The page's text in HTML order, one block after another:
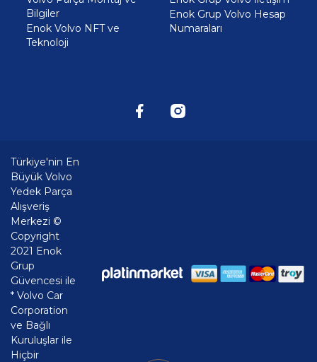
Bilgiler
Enok Volvo NFT ve
Teknoloji
Enok Grup Volvo Hesap
Numaraları
Türkiye'nin En
Büyük Volvo
Yedek Parça
Alışveriş
Merkezi ©
Copyright
2021 Enok
Grup
Güvencesi ile
* Volvo Car
Corporation
ve Bağlı
Kuruluşlar ile
Hiçbir